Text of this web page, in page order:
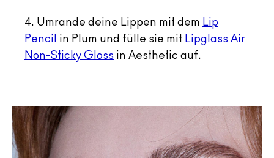
4. Umrande deine Lippen mit dem Lip
Pencil
in Plum und fülle sie mit Lipglass Air
Non-Sticky Gloss in Aesthetic auf.